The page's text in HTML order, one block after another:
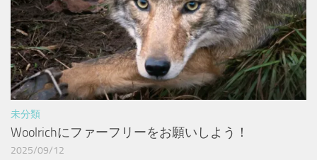
未分類
Woolrichにファーフリーをお願いしよう！
2025/09/12